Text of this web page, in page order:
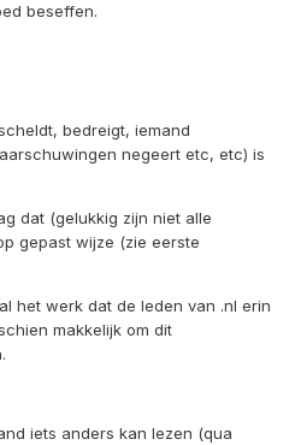
beseffen.
bedreigt, iemand
negeert etc, etc) is
dat (gelukkig zijn niet alle
gepast wijze (zie eerste
het werk dat de leden van .nl erin
makkelijk om dit
iets anders kan lezen (qua